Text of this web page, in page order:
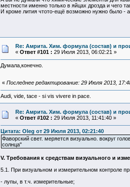
местности именно только в яйцах дрозда и чего
И кроме лития чтото-ещё возможно нужно было -
Re: Амрита. Хим. формула (состав) и
« Ответ #101 : 29 Июля 2013, 06:02:21 »
Думала,конечно.
« Последнее редактирование: 29 Июля 2013,
Audi, vide, tace - si vis vivere in pace.
Re: Амрита. Хим. формула (состав) и
« Ответ #102 : 29 Июля 2013, 11:41:40 »
Цитата: Oleg от 29 Июля 2013, 02:21:40
Фаворский свет. меряется визуально. вокруг
солнца"
V. Требования к средствам визуального и
5.1. При визуальном и измерительном контроле
- лупы, в т.ч. измерительные;